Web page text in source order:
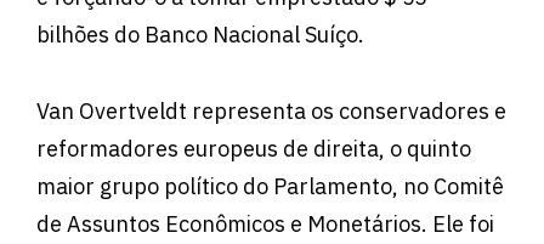
bilhões do Banco Nacional Suíço.
Van Overtveldt representa os conservadores e
reformadores europeus de direita, o quinto
maior grupo político do Parlamento, no Comitê
de Assuntos Econômicos e Monetários. Ele foi